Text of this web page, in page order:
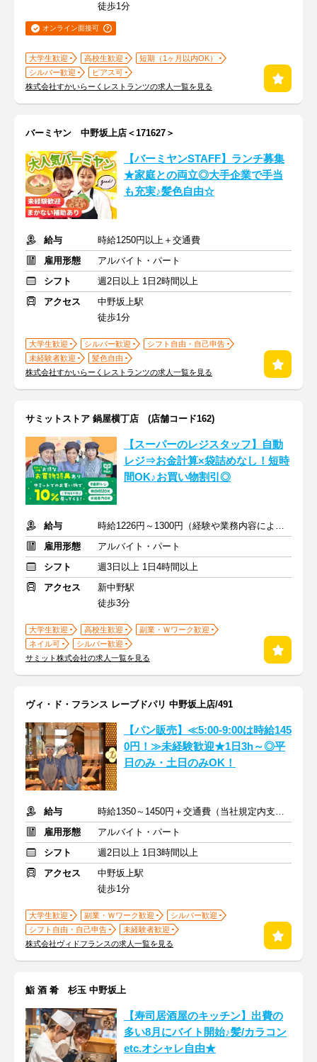
徒歩1分
オンライン面接可
大学生歓迎 高校生歓迎
短期（1ヶ月以内OK）
シルバー歓迎
ピアス可
株式会社すかいらーくレストランツの求人一覧を見る
バーミヤン 中野坂上店＜171627＞
【バーミヤンSTAFF】ランチ募集
★家庭との両立◎大手企業で手当
も充実♪髪色自由☆
給与
時給1250円以上＋交通費
雇用形態
アルバイト・パート
シフト
週2日以上 1日2時間以上
アクセス
中野坂上駅
徒歩1分
大学生歓迎 シルバー歓迎
シフト自由・自己申告
未経験者歓迎
髪色自由
株式会社すかいらーくレストランツの求人一覧を見る
サミットストア 鍋屋横丁店 (店舗コード162)
【スーパーのレジスタッフ】自動
レジ⇒お金計算×袋詰めなし！短時
間OK♪お買い物割引◎
給与
時給1226円～1300円（経験や業務内容による）+交通費全額
雇用形態
アルバイト・パート
シフト
週3日以上 1日4時間以上
アクセス
新中野駅
徒歩3分
大学生歓迎 高校生歓迎
副業・Ｗワーク歓迎
ネイル可
シルバー歓迎
サミット株式会社の求人一覧を見る
ヴィ・ド・フランス レーブドパリ 中野坂上店/491
【パン販売】≪5:00-9:00は時給145
0円！≫未経験歓迎★1日3h～◎平
日のみ・土日のみOK！
給与
時給1350～1450円＋交通費（当社規定内支給）
雇用形態
アルバイト・パート
シフト
週2日以上 1日3時間以上
アクセス
中野坂上駅
徒歩1分
大学生歓迎 副業・Ｗワーク歓迎
シルバー歓迎
シフト自由・自己申告
未経験者歓迎
株式会社ヴィドフランスの求人一覧を見る
鮨 酒 肴 杉玉 中野坂上
【寿司居酒屋のキッチン】出費の
多い8月にバイト開始♪髪/カラコン
etc.オシャレ自由★